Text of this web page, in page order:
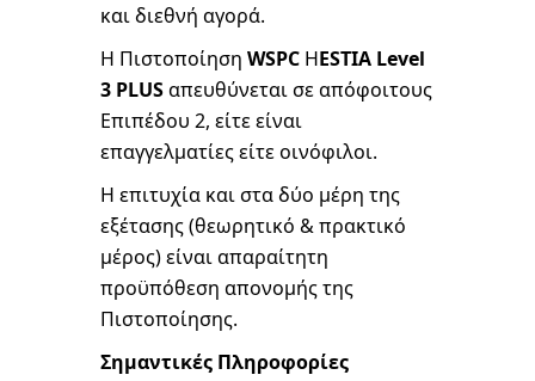
και διεθνή αγορά.
Η Πιστοποίηση WSPC HESTIA Level
3 PLUSαπευθύνεται σε απόφοιτους
Επιπέδου 2, είτε είναι
επαγγελματίες είτε οινόφιλοι.
Η επιτυχία και στα δύο μέρη της
εξέτασης (θεωρητικό & πρακτικό
μέρος) είναι απαραίτητη
προϋπόθεση απονομής της
Πιστοποίησης.
Σημαντικές Πληροφορίες